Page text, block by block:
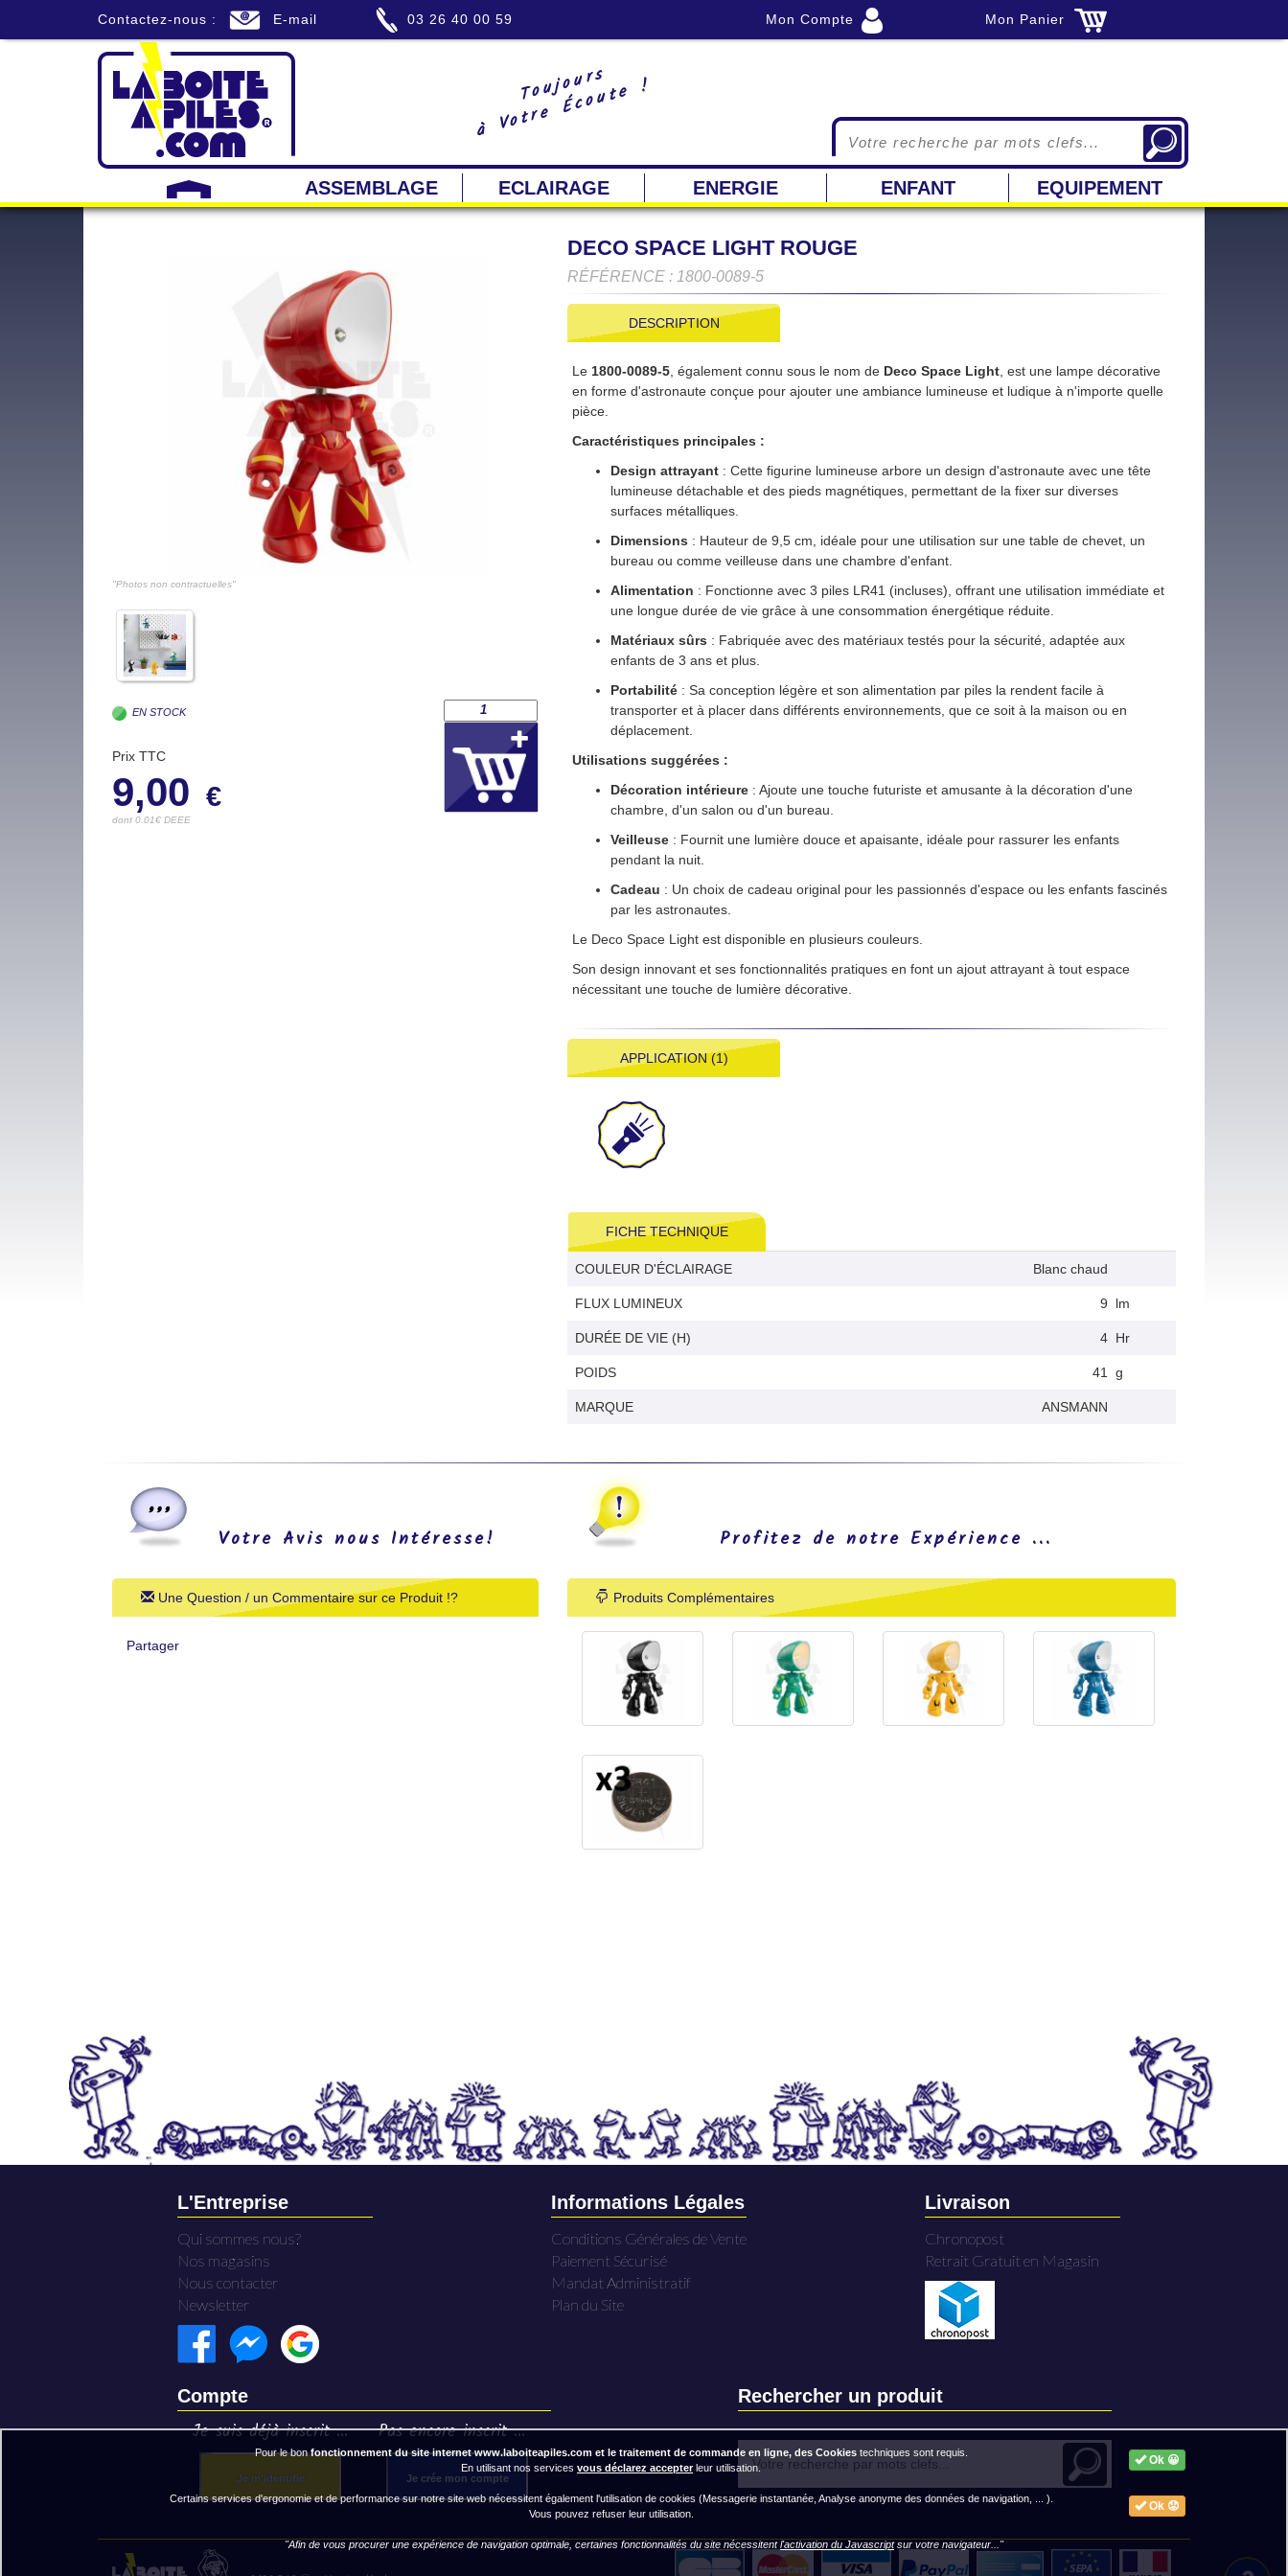
Contactez-nous : E-mail 03 26 40 00 59 Mon Compte Mon Panier
Toujours
à Votre Écoute !
ASSEMBLAGE ECLAIRAGE ENERGIE ENFANT EQUIPEMENT
DECO SPACE LIGHT ROUGE
RÉFÉRENCE : 1800-0089-5
"Photos non contractuelles"
EN STOCK
Prix TTC
9,00 €
dont 0.01€ DEEE
DESCRIPTION
Le 1800-0089-5 , également connu sous le nom de Deco Space Light , est une lampe décorative
en forme d'astronaute conçue pour ajouter une ambiance lumineuse et ludique à n'importe quelle
pièce.
Caractéristiques principales :
Design attrayant : Cette figurine lumineuse arbore un design d'astronaute avec une tête
lumineuse détachable et des pieds magnétiques, permettant de la fixer sur diverses
surfaces métalliques.
Dimensions : Hauteur de 9,5 cm, idéale pour une utilisation sur une table de chevet, un
bureau ou comme veilleuse dans une chambre d'enfant.
Alimentation : Fonctionne avec 3 piles LR41 (incluses), offrant une utilisation immédiate et
une longue durée de vie grâce à une consommation énergétique réduite.
Matériaux sûrs : Fabriquée avec des matériaux testés pour la sécurité, adaptée aux
enfants de 3 ans et plus.
Portabilité : Sa conception légère et son alimentation par piles la rendent facile à
transporter et à placer dans différents environnements, que ce soit à la maison ou en
déplacement.
Utilisations suggérées :
Décoration intérieure : Ajoute une touche futuriste et amusante à la décoration d'une
chambre, d'un salon ou d'un bureau.
Veilleuse : Fournit une lumière douce et apaisante, idéale pour rassurer les enfants
pendant la nuit.
Cadeau : Un choix de cadeau original pour les passionnés d'espace ou les enfants fascinés
par les astronautes.
Le Deco Space Light est disponible en plusieurs couleurs.
Son design innovant et ses fonctionnalités pratiques en font un ajout attrayant à tout espace
nécessitant une touche de lumière décorative.
APPLICATION (1)
FICHE TECHNIQUE
COULEUR D'ÉCLAIRAGE Blanc chaud
FLUX LUMINEUX 9 lm
DURÉE DE VIE (H) 4 Hr
POIDS 41 g
MARQUE ANSMANN
Votre Avis nous Intéresse!
Une Question / un Commentaire sur ce Produit !?
Partager
Profitez de notre Expérience ...
Produits Complémentaires
L'Entreprise
Qui sommes nous?
Nos magasins
Nous contacter
Newsletter
Informations Légales
Conditions Générales de Vente
Paiement Sécurisé
Mandat Administratif
Plan du Site
Livraison
Chronopost
Retrait Gratuit en Magasin
Compte
Je suis déjà inscrit ...
Je m'identifie
Pas encore inscrit ...
Je crée mon compte
Rechercher un produit
Ok 😀
Pour le bonfonctionnement du site internet www.laboiteapiles.com et le traitement de commande en ligne, des Cookiestechniques sont requis.
En utilisant nos services vous déclarez accepterleur utilisation.
Ok 😟
Certains services d'ergonomie et de performance sur notre site web nécessitent également l'utilisation de cookies (Messagerie instantanée, Analyse anonyme des données de navigation, ... ).
Vous pouvez refuser leur utilisation.
"Afin de vous procurer une expérience de navigation optimale, certaines fonctionnalités du site nécessitentl'activation du Javascriptsur votre navigateur..."